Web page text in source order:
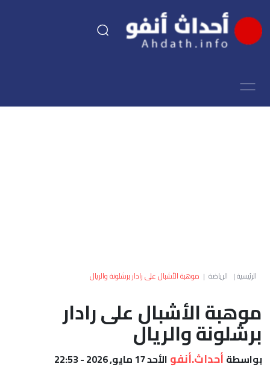
اقتصاد
العالم
أعمدة
الصحراء
الرئيسية| الرياضة | موهبة الأشبال على رادار برشلونة والريال
موهبة الأشبال على رادار
برشلونة والريال
بواسطة أحداث.أنفو الأحد 17 مايو, 2026 - 22:53